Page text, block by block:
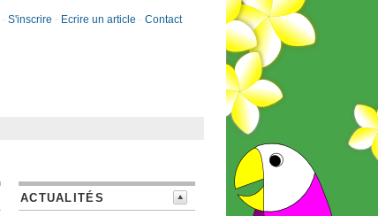
- S'inscrire - Ecrire un article - Contact
ACTUALITÉS